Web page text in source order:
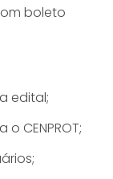
boleto
edital;
CENPROT;